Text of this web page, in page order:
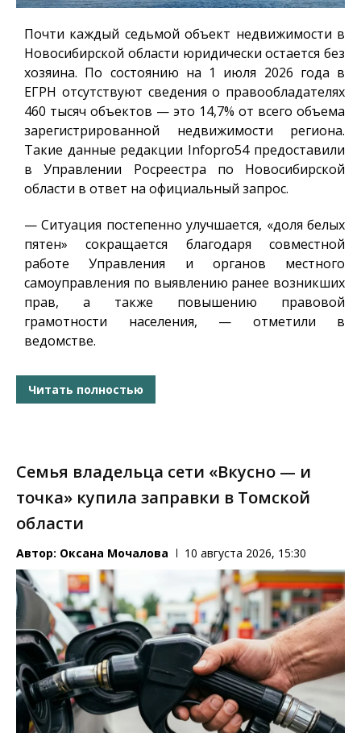
Почти каждый седьмой объект недвижимости в
Новосибирской области юридически остается без
хозяина. По состоянию на 1 июля 2026 года в
ЕГРН отсутствуют сведения о правообладателях
460 тысяч объектов — это 14,7% от всего объема
зарегистрированной недвижимости региона.
Такие данные редакции Infopro54предоставили
в Управлении Росреестра по Новосибирской
области в ответ на официальный запрос.
— Ситуация постепенно улучшается, «доля белых
пятен» сокращается благодаря совместной
работе Управления и органов местного
самоуправления по выявлению ранее возникших
прав, а также повышению правовой
грамотности населения, — отметили в
ведомстве.
Читать полностью
Семья владельца сети «Вкусно — и
точка» купила заправки в Томской
области
Автор: Оксана Мочалова 10 августа 2026, 15:30